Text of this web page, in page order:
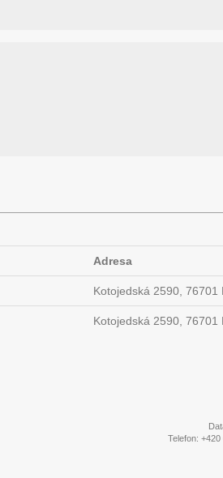
Adresa
Kotojedská 2590, 76701
Kotojedská 2590, 76701
Telefon: